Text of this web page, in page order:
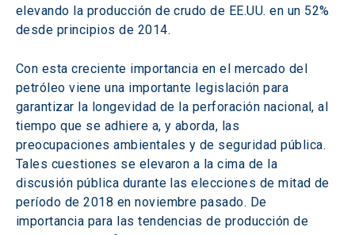
elevando la producción de crudo de EE.UU. en un 52%
desde principios de 2014.
Con esta creciente importancia en el mercado del
petróleo viene una importante legislación para
garantizar la longevidad de la perforación nacional, al
tiempo que se adhiere a, y aborda, las
preocupaciones ambientales y de seguridad pública.
Tales cuestiones se elevaron a la cima de la
discusión pública durante las elecciones de mitad de
período de 2018 en noviembre pasado. De
importancia para las tendencias de producción de